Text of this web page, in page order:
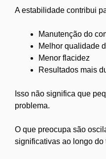
A estabilidade contribui
Manutenção do
Melhor qualidade
Menor flacidez
Resultados mais
Isso não significa que
problema.
O que preocupa são
significativas ao longo do